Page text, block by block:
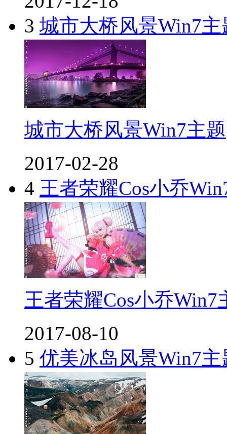
3 城市大桥风景Win7主
城市大桥风景Win7主题
2017-02-28
4 王者荣耀Cos小乔
王者荣耀Cos小乔Win7
2017-08-10
5 优美冰岛风景Win7主